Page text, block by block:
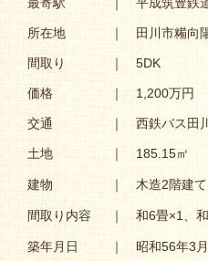
所在地 ｜ 田川市糒向
間取り ｜ 5DK
価格 ｜ 1,200万円
交通 ｜ 西鉄バス田
土地 ｜ 185.15㎡
建物 ｜ 木造2階建
間取り内容 ｜ 和6畳×1、
築年月日 ｜ 昭和56年3月